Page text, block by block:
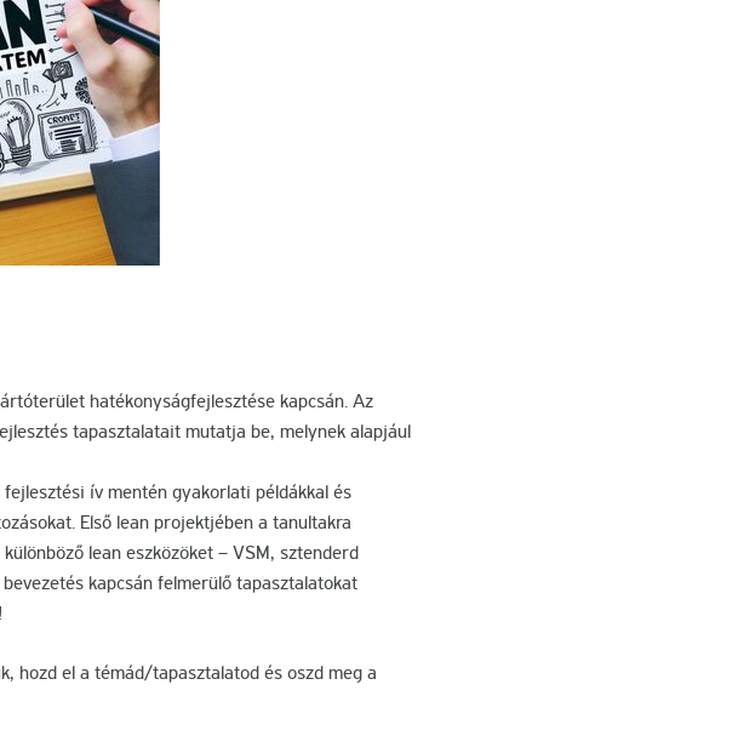
hatékonyságfejlesztése kapcsán. Az
tapasztalatait mutatja be, melynek alapjául
ív mentén gyakorlati példákkal és
Első lean projektjében a tanultakra
lean eszközöket – VSM, sztenderd
kapcsán felmerülő tapasztalatokat
hozd el a témád/tapasztalatod és oszd meg a